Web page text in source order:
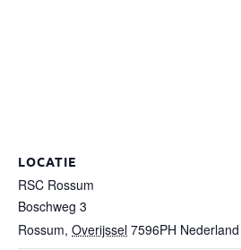
LOCATIE
RSC Rossum
Boschweg 3
Rossum, Overijssel 7596PH Nederland